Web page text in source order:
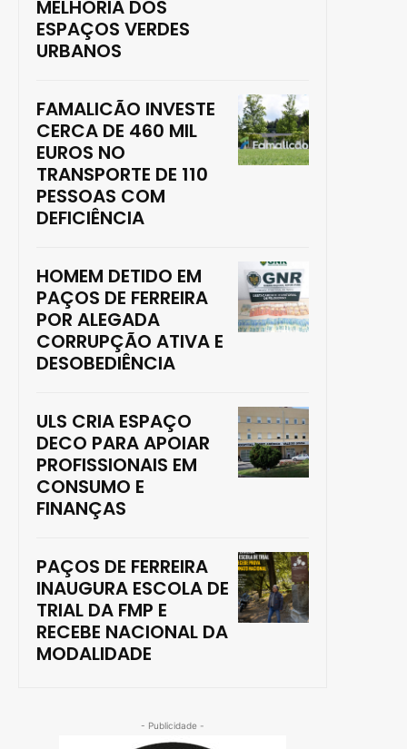
MELHORIA DOS
ESPAÇOS VERDES
URBANOS
FAMALICÃO INVESTE
CERCA DE 460 MIL
EUROS NO
TRANSPORTE DE 110
PESSOAS COM
DEFICIÊNCIA
HOMEM DETIDO EM
PAÇOS DE FERREIRA
POR ALEGADA
CORRUPÇÃO ATIVA E
DESOBEDIÊNCIA
ULS CRIA ESPAÇO
DECO PARA APOIAR
PROFISSIONAIS EM
CONSUMO E
FINANÇAS
PAÇOS DE FERREIRA
INAUGURA ESCOLA DE
TRIAL DA FMP E
RECEBE NACIONAL DA
MODALIDADE
- Publicidade -